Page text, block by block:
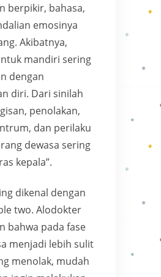
berpikir, bahasa,
emosinya
Akibatnya,
mandiri sering
dengan
diri. Dari sinilah
penolakan,
dan perilaku
dewasa sering
kepala”.
dikenal dengan
two. Alodokter
bahwa pada fase
menjadi lebih sulit
menolak, mudah